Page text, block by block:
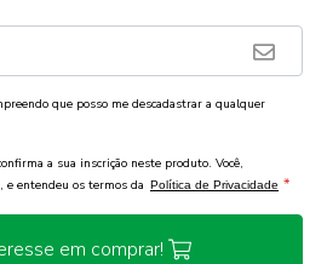
que posso me descadastrar a qualquer
a sua inscrição neste produto. Você,
entendeu os termos da Política de Privacidade *
em comprar!